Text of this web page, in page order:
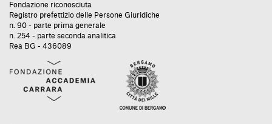
Fondazione riconosciuta
Registro prefettizio delle Persone Giuridiche
n. 90 - parte prima generale
n. 254 - parte seconda analitica
Rea BG - 436089